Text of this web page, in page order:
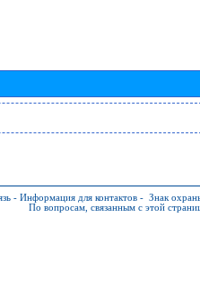
- Информация для контактов - Знак
По вопросам, связанным с этой